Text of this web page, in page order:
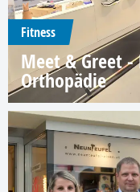
Fitness
Meet & Greet -
Orthopädie